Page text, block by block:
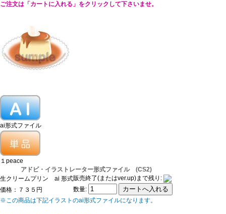
ご注文は「カートに入れる」をクリックして下さいませ。
ai形式ファイル
１peace
アドビ・イラストレーター形式ファイル (CS2)
生クリームプリン ai 形式販売終了(またはver.up)まで残り:
数量:
価格：７３５円
※この商品は下記イラストのai形式ファイルになります。